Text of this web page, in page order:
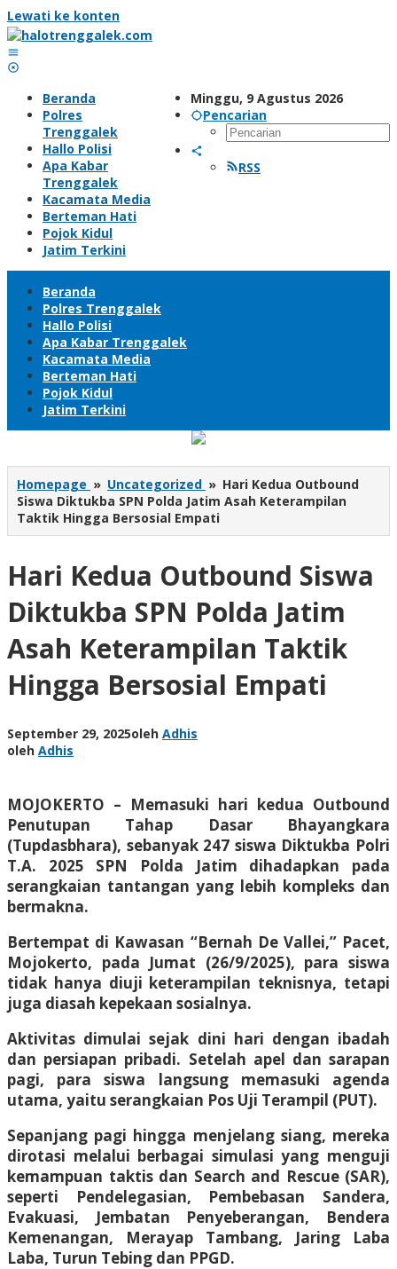
Lewati ke konten
Minggu, 9 Agustus 2026
Pencarian
RSS
Beranda
Polres
Trenggalek
Hallo Polisi
Apa Kabar
Trenggalek
Kacamata Media
Berteman Hati
Pojok Kidul
Jatim Terkini
Beranda
Polres Trenggalek
Hallo Polisi
Apa Kabar Trenggalek
Kacamata Media
Berteman Hati
Pojok Kidul
Jatim Terkini
Homepage » Uncategorized » Hari Kedua Outbound
Siswa Diktukba SPN Polda Jatim Asah Keterampilan
Taktik Hingga Bersosial Empati
Hari Kedua Outbound Siswa
Diktukba SPN Polda Jatim
Asah Keterampilan Taktik
Hingga Bersosial Empati
September 29, 2025oleh Adhis
oleh Adhis
MOJOKERTO – Memasuki hari kedua Outbound
Penutupan Tahap Dasar Bhayangkara
(Tupdasbhara), sebanyak 247 siswa Diktukba Polri
T.A. 2025 SPN Polda Jatim dihadapkan pada
serangkaian tantangan yang lebih kompleks dan
bermakna.
Bertempat di Kawasan “Bernah De Vallei,” Pacet,
Mojokerto, pada Jumat (26/9/2025), para siswa
tidak hanya diuji keterampilan teknisnya, tetapi
juga diasah kepekaan sosialnya.
​Aktivitas dimulai sejak dini hari dengan ibadah
dan persiapan pribadi. Setelah apel dan sarapan
pagi, para siswa langsung memasuki agenda
utama, yaitu serangkaian Pos Uji Terampil (PUT).
Sepanjang pagi hingga menjelang siang, mereka
dirotasi melalui berbagai simulasi yang menguji
kemampuan taktis dan Search and Rescue (SAR),
seperti Pendelegasian, Pembebasan Sandera,
Evakuasi, Jembatan Penyeberangan, Bendera
Kemenangan, Merayap Tambang, Jaring Laba
Laba, Turun Tebing dan PPGD.